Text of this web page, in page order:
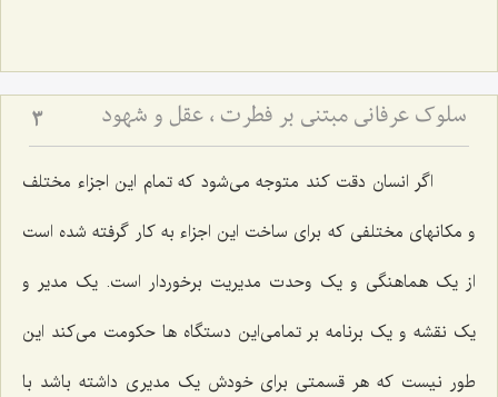
سلوک عرفانی مبتنی بر فطرت ، عقل و شهود 3
اگر انسان دقت کند متوجه می‌شود که تمام این اجزاء مختلف
و مکانهای مختلفی که برای ساخت این اجزاء به کار گرفته شده است
از یک هماهنگی و یک وحدت مدیریت برخوردار است. یک مدیر و
یک نقشه و یک برنامه بر تمامی‌این دستگاه ها حکومت می‌کند این
طور نیست که هر قسمتی برای خودش یک مدیری داشته باشد با